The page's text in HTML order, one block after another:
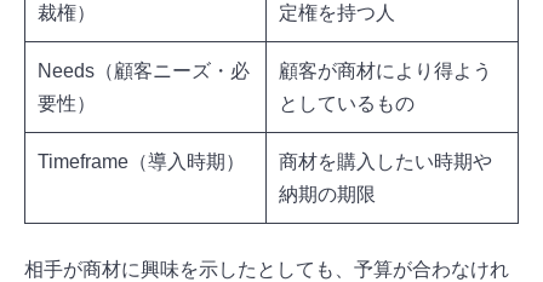
裁権）
定権を持つ人
Needs（顧客ニーズ・必
要性）
顧客が商材により得よう
としているもの
Timeframe（導入時期）
商材を購入したい時期や
納期の期限
相手が商材に興味を示したとしても、予算が合わなけれ